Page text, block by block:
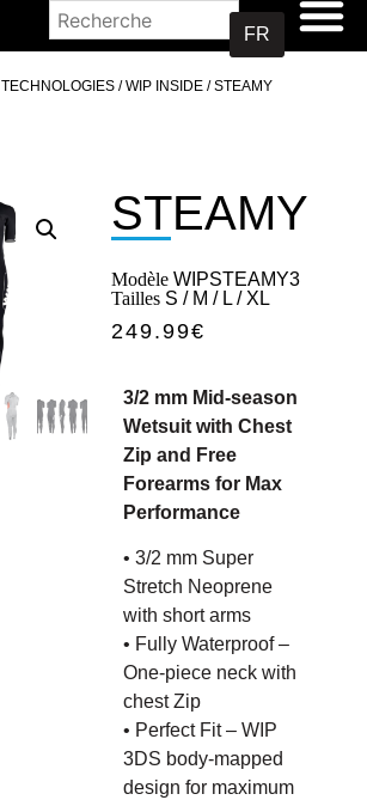
FR
TECHNOLOGIES/WIP INSIDE/ STEAMY
STEAMY
Modèle WIPSTEAMY3
Tailles S / M / L / XL
249.99€
3/2 mm Mid-season
Wetsuit with Chest
Zip and Free
Forearms for Max
Performance
• 3/2 mm Super
Stretch Neoprene
with short arms
• Fully Waterproof –
One-piece neck with
chest Zip
• Perfect Fit – WIP
3DS body-mapped
design for maximum